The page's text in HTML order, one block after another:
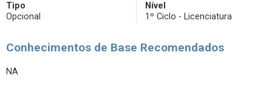
Tipo
Opcional
Nível
1º Ciclo - Licenciatura
Conhecimentos de Base Recomendados
NA